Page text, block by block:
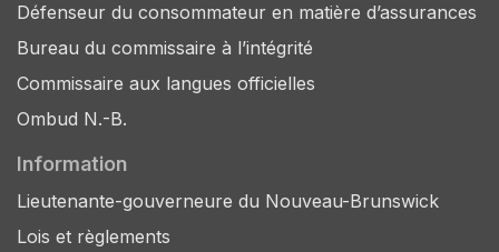
Défenseur du consommateur en matière d’assurances
Bureau du commissaire à l’intégrité
Commissaire aux langues officielles
Ombud N.-B.
Information
Lieutenante-gouverneure du Nouveau-Brunswick
Lois et règlements